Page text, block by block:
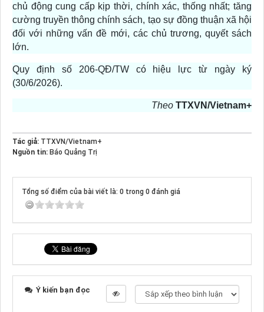
chủ động cung cấp kịp thời, chính xác, thống nhất; tăng
cường truyền thông chính sách, tạo sự đồng thuận xã hội
đối với những vấn đề mới, các chủ trương, quyết sách
lớn.
Quy định số 206-QĐ/TW có hiệu lực từ ngày ký
(30/6/2026).
Theo TTXVN/Vietnam+
Tác giả: TTXVN/Vietnam+
Nguồn tin: Báo Quảng Trị
Tổng số điểm của bài viết là: 0 trong 0 đánh giá
Ý kiến bạn đọc